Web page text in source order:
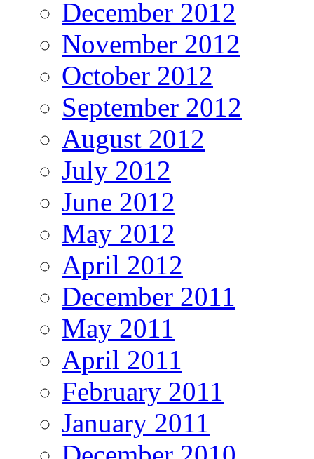
December 2012
November 2012
October 2012
September 2012
August 2012
July 2012
June 2012
May 2012
April 2012
December 2011
May 2011
April 2011
February 2011
January 2011